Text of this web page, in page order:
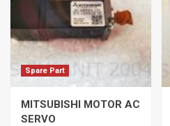
Spare Part
MITSUBISHI MOTOR AC
SERVO